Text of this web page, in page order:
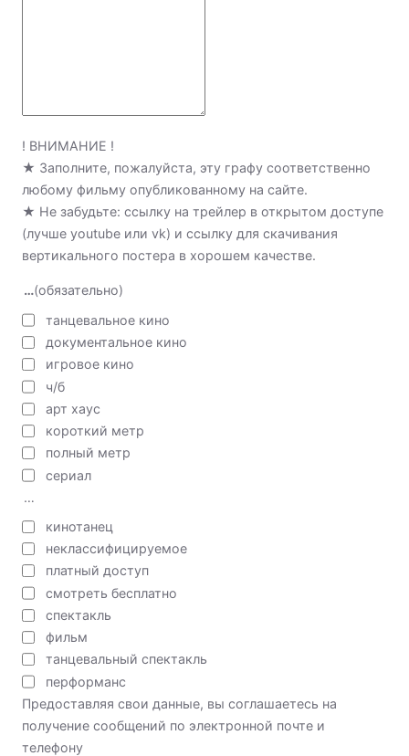
! ВНИМАНИЕ !
★ Заполните, пожалуйста, эту графу соответственно
любому фильму опубликованному на сайте.
★ Не забудьте: ссылку на трейлер в открытом доступе
(лучше youtube или vk) и ссылку для скачивания
вертикального постера в хорошем качестве.
…(обязательно)
танцевальное кино
документальное кино
игровое кино
ч/б
арт хаус
короткий метр
полный метр
сериал
…
кинотанец
неклассифицируемое
платный доступ
смотреть бесплатно
спектакль
фильм
танцевальный спектакль
перформанс
Предоставляя свои данные, вы соглашаетесь на
получение сообщений по электронной почте и
телефону